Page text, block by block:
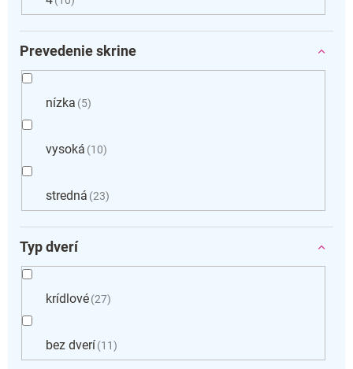
Prevedenie skrine
nízka 5
vysoká 10
stredná 23
Typ dverí
krídlové 27
bez dverí 11